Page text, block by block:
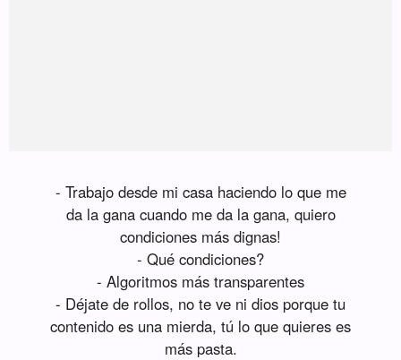
- Trabajo desde mi casa haciendo lo que me
da la gana cuando me da la gana, quiero
condiciones más dignas!
- Qué condiciones?
- Algoritmos más transparentes
- Déjate de rollos, no te ve ni dios porque tu
contenido es una mierda, tú lo que quieres es
más pasta.